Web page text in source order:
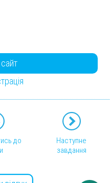
до
Наступне
завдання